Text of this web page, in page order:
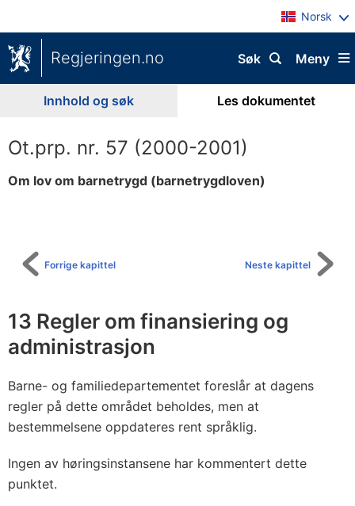
Norsk
Regjeringen.no Meny
Søk
Innhold og søk Les dokumentet
Ot.prp. nr. 57 (2000-2001)
Om lov om barnetrygd (barnetrygdloven)
Neste kapittel
Forrige kapittel
13 Regler om finansiering og
administrasjon
Barne- og familiedepartementet foreslår at dagens
regler på dette området beholdes, men at
bestemmelsene oppdateres rent språklig.
Ingen av høringsinstansene har kommentert dette
punktet.